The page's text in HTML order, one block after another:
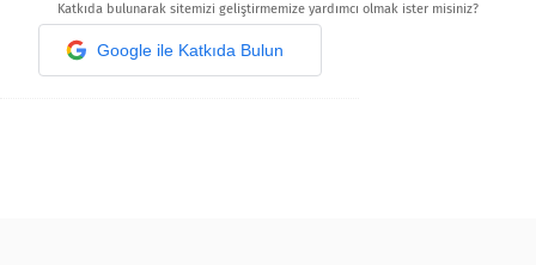
Katkıda bulunarak sitemizi geliştirmemize yardımcı olmak ister misiniz?
Google ile Katkıda Bulun